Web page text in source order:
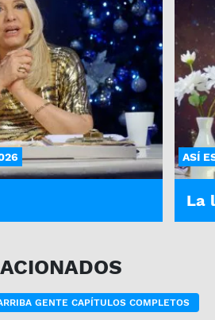
ASÍ
La
GENTE CAPÍTULOS COMPLETOS